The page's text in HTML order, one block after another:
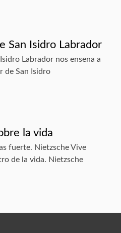
San Isidro Labrador
Labrador nos ensena a
de San Isidro
la vida
fuerte. Nietzsche Vive
de la vida. Nietzsche